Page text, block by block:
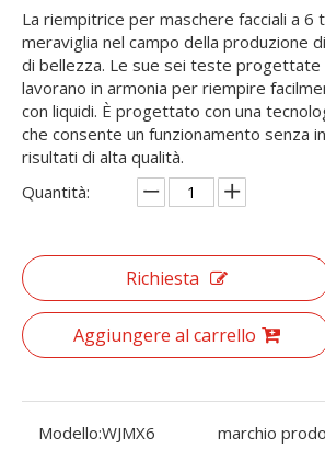
La riempitrice per maschere facciali a 6
meraviglia nel campo della produzione
di bellezza. Le sue sei teste progettate
lavorano in armonia per riempire
con liquidi. È progettato con una
che consente un funzionamento senza
risultati di alta qualità.
Quantità:
Richiesta
Aggiungere al carrello
Modello:WJMX6 marchio